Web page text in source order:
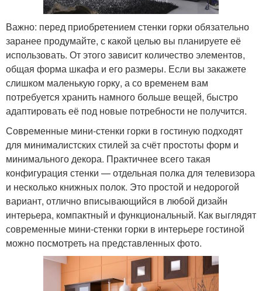
Важно: перед приобретением стенки горки обязательно
заранее продумайте, с какой целью вы планируете её
использовать. От этого зависит количество элементов,
общая форма шкафа и его размеры. Если вы закажете
слишком маленькую горку, а со временем вам
потребуется хранить намного больше вещей, быстро
адаптировать её под новые потребности не получится.
Современные мини-стенки горки в гостиную подходят
для минималистских стилей за счёт простоты форм и
минимального декора. Практичнее всего такая
конфигурация стенки — отдельная полка для телевизора
и несколько книжных полок. Это простой и недорогой
вариант, отлично вписывающийся в любой дизайн
интерьера, компактный и функциональный. Как выглядят
современные мини-стенки горки в интерьере гостиной
можно посмотреть на представленных фото.